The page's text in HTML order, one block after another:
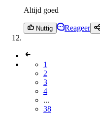
Altijd goed
Nuttig Reageer
1
2
3
4
...
38